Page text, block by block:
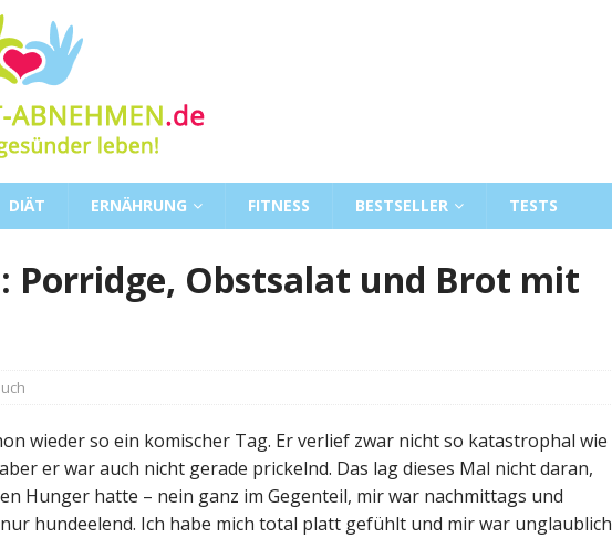
DIÄT ERNÄHRUNG FITNESS BESTSELLER TESTS
Porridge, Obstsalat und Brot mit
wieder so ein komischer Tag. Er verlief zwar nicht so katastrophal wie
er war auch nicht gerade prickelnd. Das lag dieses Mal nicht daran,
Hunger hatte – nein ganz im Gegenteil, mir war nachmittags und
hun­de­elend. Ich habe mich total platt gefühlt und mir war unglaublich